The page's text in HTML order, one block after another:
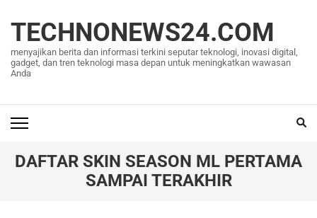
konten
(Tekan
Enter)
TECHNONEWS24.COM
menyajikan berita dan informasi terkini seputar teknologi, inovasi digital,
gadget, dan tren teknologi masa depan untuk meningkatkan wawasan
Anda
DAFTAR SKIN SEASON ML PERTAMA
SAMPAI TERAKHIR